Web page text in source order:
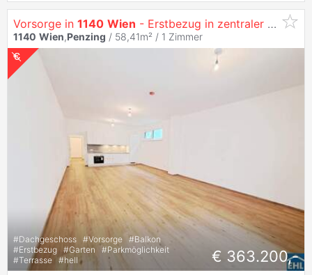
Vorsorge in 1140 Wien - Erstbezug in zentraler Lage!
1140 Wien,Penzing / 58,41m² / 1 Zimmer
#Dachgeschoss #Vorsorge #Balkon
#Erstbezug #Garten #Parkmöglichkeit
#Terrasse #hell € 363.200,-